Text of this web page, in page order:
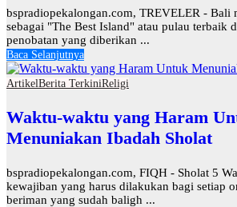
bspradiopekalongan.com, TREVELER - Bali
sebagai "The Best Island" atau pulau terbaik
penobatan yang diberikan ...
Baca Selanjutnya
ArtikelBerita TerkiniReligi
Waktu-waktu yang Haram
Menuniakan Ibadah Sholat
bspradiopekalongan.com, FIQH - Sholat 5
kewajiban yang harus dilakukan bagi setiap
beriman yang sudah baligh ...